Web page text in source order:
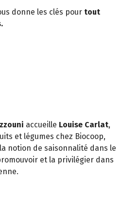
donne les clés pour tout
accueille Louise Carlat,
et légumes chez Biocoop,
notion de saisonnalité dans le
et la privilégier dans